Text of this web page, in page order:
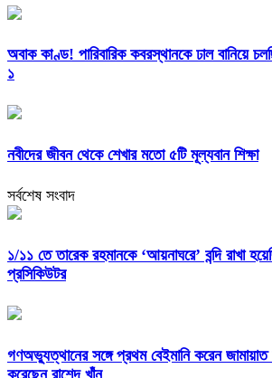
অবাক কাণ্ড! পারিবারিক কবরস্থানকে ঢাল বানিয়ে
১
নবীদের জীবন থেকে শেখার মতো ৫টি মূল্যবান শিক্ষা
সর্বশেষ সংবাদ
১/১১ তে তারেক রহমানকে ‘আয়নাঘরে’ বন্দি রাখা
প্রসিকিউটর
গণঅভ্যুত্থানের সঙ্গে প্রথম বেইমানি করেন